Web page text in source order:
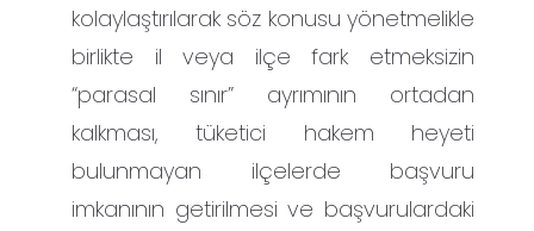
kolaylaştırılarak söz konusu yönetmelikle
birlikte il veya ilçe fark etmeksizin
“parasal sınır” ayrımının ortadan
kalkması, tüketici hakem heyeti
bulunmayan ilçelerde başvuru
imkanının getirilmesi ve başvurulardaki